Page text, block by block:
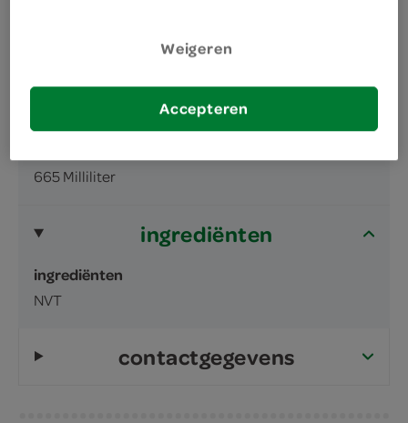
omschrijving
665 Milliliter
ingrediënten
ingrediënten
NVT
contactgegevens
Weigeren
Accepteren